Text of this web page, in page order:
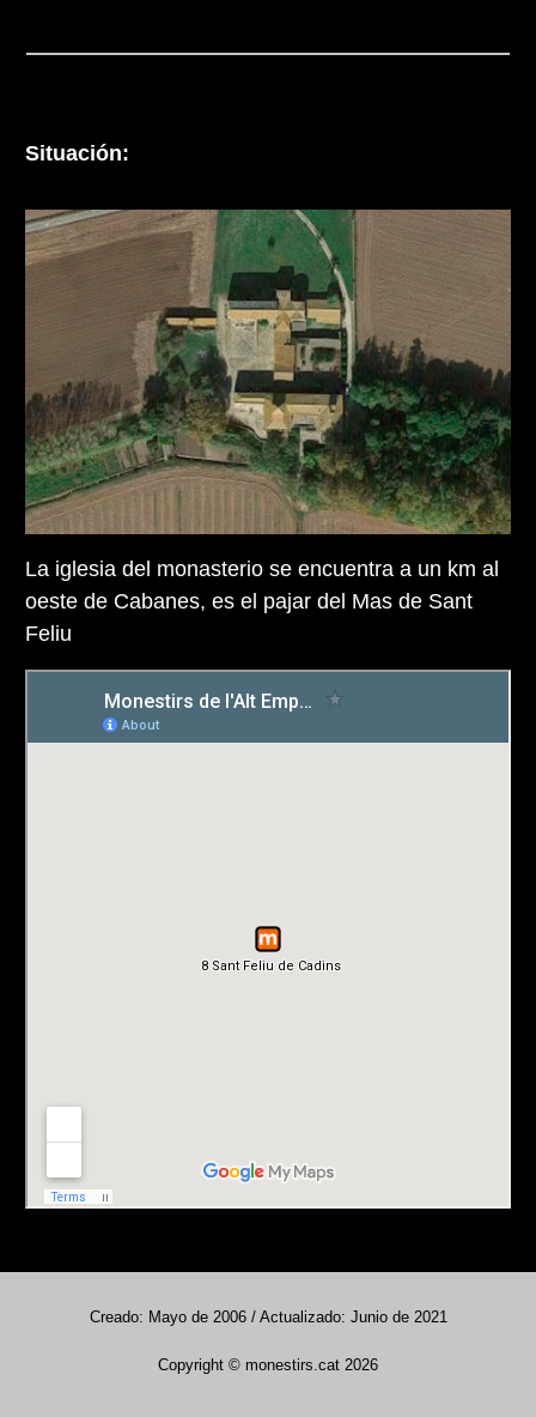
Situación:
La iglesia del monasterio se encuentra a un km al
oeste de Cabanes, es el pajar del Mas de Sant
Feliu
Creado: Mayo de 2006 / Actualizado: Junio de 2021